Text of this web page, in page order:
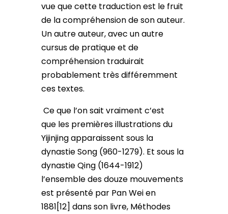
vue que cette traduction est le fruit
de la compréhension de son auteur.
Un autre auteur, avec un autre
cursus de pratique et de
compréhension traduirait
probablement très différemment
ces textes.
Ce que l’on sait vraiment c’est
que les premières illustrations du
Yijinjing apparaissent sous la
dynastie Song (960-1279). Et sous la
dynastie Qing (1644-1912)
l’ensemble des douze mouvements
est présenté par Pan Wei en
1881[12] dans son livre, Méthodes